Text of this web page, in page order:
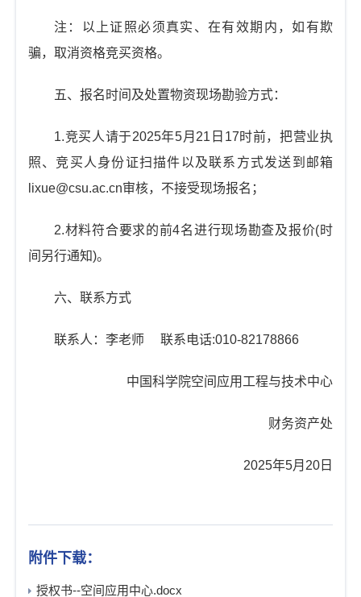
注：以上证照必须真实、在有效期内，如有欺
骗，取消资格竞买资格。
五、报名时间及处置物资现场勘验方式：
1.竞买人请于2025年5月21日17时前，把营业执
照、竞买人身份证扫描件以及联系方式发送到邮箱
lixue@csu.ac.cn审核，不接受现场报名；
2.材料符合要求的前4名进行现场勘查及报价(时
间另行通知)。
六、联系方式
联系人：李老师 联系电话:010-82178866
中国科学院空间应用工程与技术中心
财务资产处
2025年5月20日
附件下载：
授权书--空间应用中心.docx